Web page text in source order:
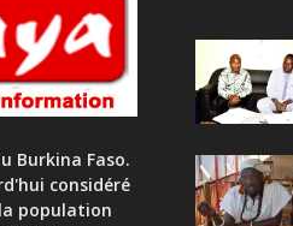
Burkina Faso.
considéré
population